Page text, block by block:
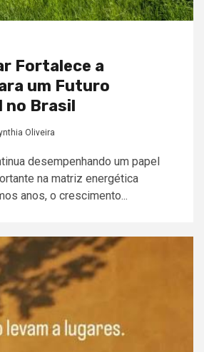
Fortalece a
um Futuro
Brasil
Oliveira
desempenhando um papel
na matriz energética
anos, o crescimento...